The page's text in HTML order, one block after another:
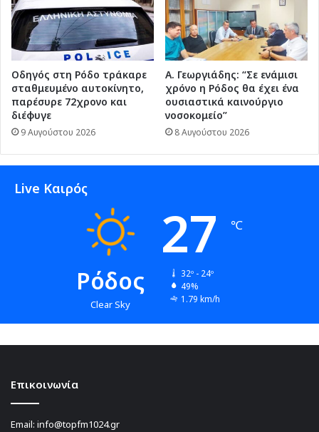
Οδηγός στη Ρόδο τράκαρε
σταθμευμένο αυτοκίνητο,
παρέσυρε 72χρονο και
διέφυγε
9 Αυγούστου 2026
Α. Γεωργιάδης: “Σε ενάμισι
χρόνο η Ρόδος θα έχει ένα
ουσιαστικά καινούργιο
νοσοκομείο”
8 Αυγούστου 2026
Live Καιρός
Ρόδος
Clear Sky
27 ℃
32º - 24º
49%
1.79 km/h
Επικοινωνία
Email: info@topfm1024.gr